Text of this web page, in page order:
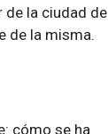
de la ciudad de
de la misma.
cómo se ha